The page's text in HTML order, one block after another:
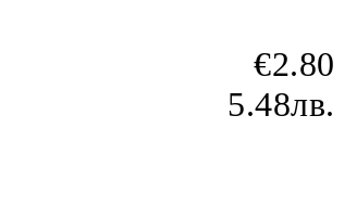
€2.80
5.48лв.